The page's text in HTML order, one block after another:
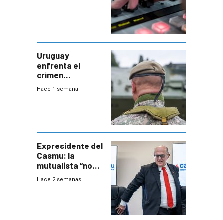
Uruguay
enfrenta el
crimen
organizado con
seguridad
Hace 1 semana
Expresidente del
Casmu: la
mutualista “no
está para pagar”
Hace 2 semanas